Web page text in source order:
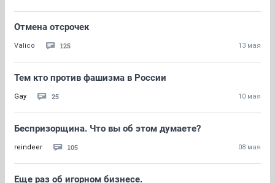
Отмена отсрочек
Valico 125 13 мая
Тем кто против фашизма в России
Gay 25 10 мая
Беспризорщина. Что вы об этом думаете?
reindeer 105 08 мая
Еще раз об игорном бизнесе.